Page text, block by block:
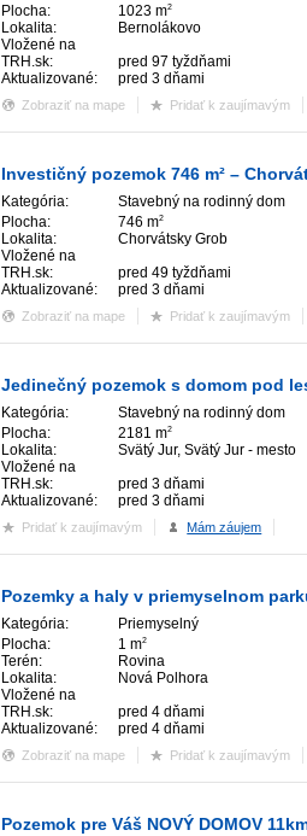
Plocha:
1023 m2
Lokalita:
Bernolákovo
Vložené na
TRH.sk:
pred 97 tyždňami
Aktualizované:
pred 3 dňami
Zobraziť na mape Pridať k zaujímavým
Kategória:
Stavebný na rodinný dom
Plocha:
746 m2
Lokalita:
Chorvátsky Grob
Vložené na
TRH.sk:
pred 49 tyždňami
Aktualizované:
pred 3 dňami
Zobraziť na mape Pridať k zaujímavým
Kategória:
Stavebný na rodinný dom
Plocha:
2181 m2
Lokalita:
Svätý Jur, Svätý Jur - mesto
Vložené na
TRH.sk:
pred 3 dňami
Aktualizované:
pred 3 dňami
Pridať k zaujímavým Mám záujem
Kategória:
Priemyselný
Plocha:
1 m2
Terén:
Rovina
Lokalita:
Nová Polhora
Vložené na
TRH.sk:
pred 4 dňami
Aktualizované:
pred 4 dňami
Zobraziť na mape Pridať k zaujímavým